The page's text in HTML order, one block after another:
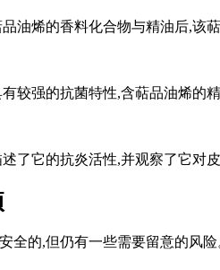
油烯的香料化合物与精油后,该
较强的抗菌特性,含萜品油烯的
了它的抗炎活性,并观察了它对
全的,但仍有一些需要留意的风